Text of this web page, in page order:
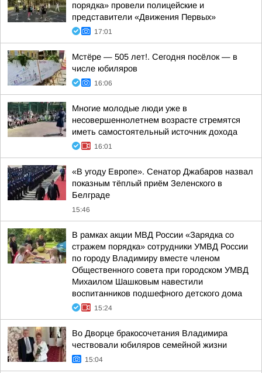
порядка» провели полицейские и
представители «Движения Первых»
17:01
Мстёре — 505 лет!. Сегодня посёлок — в
числе юбиляров
16:06
Многие молодые люди уже в
несовершеннолетнем возрасте стремятся
иметь самостоятельный источник дохода
16:01
«В угоду Европе». Сенатор Джабаров назвал
показным тёплый приём Зеленского в
Белграде
15:46
В рамках акции МВД России «Зарядка со
стражем порядка» сотрудники УМВД России
по городу Владимиру вместе членом
Общественного совета при городском УМВД
Михаилом Шашковым навестили
воспитанников подшефного детского дома
15:24
Во Дворце бракосочетания Владимира
чествовали юбиляров семейной жизни
15:04